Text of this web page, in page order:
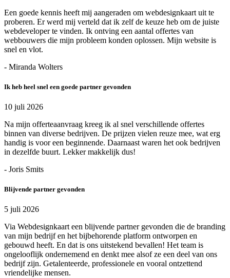
Een goede kennis heeft mij aangeraden om webdesignkaart uit te
proberen. Er werd mij verteld dat ik zelf de keuze heb om de juiste
webdeveloper te vinden. Ik ontving een aantal offertes van
webbouwers die mijn probleem konden oplossen. Mijn website is
snel en vlot.
- Miranda Wolters
Ik heb heel snel een goede partner gevonden
10 juli 2026
Na mijn offerteaanvraag kreeg ik al snel verschillende offertes
binnen van diverse bedrijven. De prijzen vielen reuze mee, wat erg
handig is voor een beginnende. Daarnaast waren het ook bedrijven
in dezelfde buurt. Lekker makkelijk dus!
- Joris Smits
Blijvende partner gevonden
5 juli 2026
Via Webdesignkaart een blijvende partner gevonden die de branding
van mijn bedrijf en het bijbehorende platform ontworpen en
gebouwd heeft. En dat is ons uitstekend bevallen! Het team is
ongelooflijk ondernemend en denkt mee alsof ze een deel van ons
bedrijf zijn. Getalenteerde, professionele en vooral ontzettend
vriendelijke mensen.